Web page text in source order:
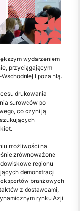
wydarzeniem
przyciągającym
i poza nią.
drukowania
surowców po
co czyni ją
możliwości na
zrównoważone
regionu
demonstracji
branżowych
z dostawcami,
rynku Azji